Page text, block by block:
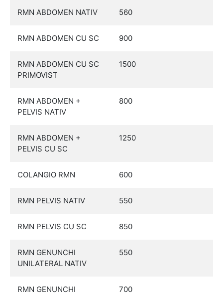
RMN ABDOMEN NATIV 560
RMN ABDOMEN CU SC 900
RMN ABDOMEN CU SC
PRIMOVIST
1500
RMN ABDOMEN +
PELVIS NATIV
800
RMN ABDOMEN +
PELVIS CU SC
1250
COLANGIO RMN 600
RMN PELVIS NATIV 550
RMN PELVIS CU SC 850
RMN GENUNCHI
UNILATERAL NATIV
550
RMN GENUNCHI 700